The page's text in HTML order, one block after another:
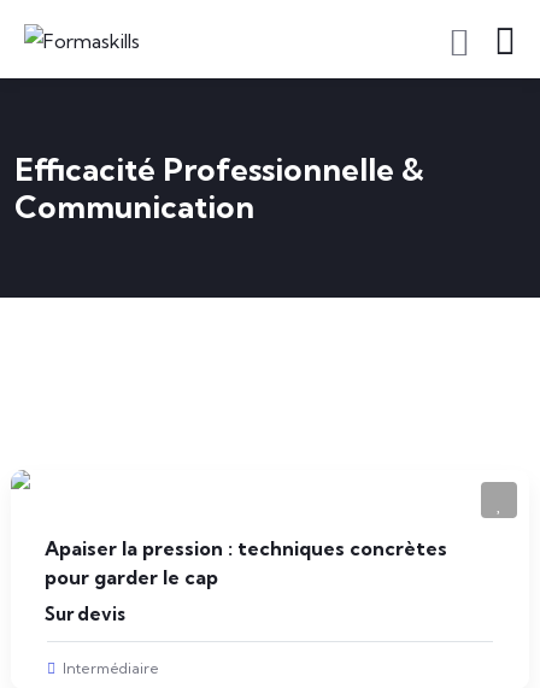
Efficacité Professionnelle &
Communication
Apaiser la pression : techniques concrètes
pour garder le cap
Sur devis
Intermédiaire